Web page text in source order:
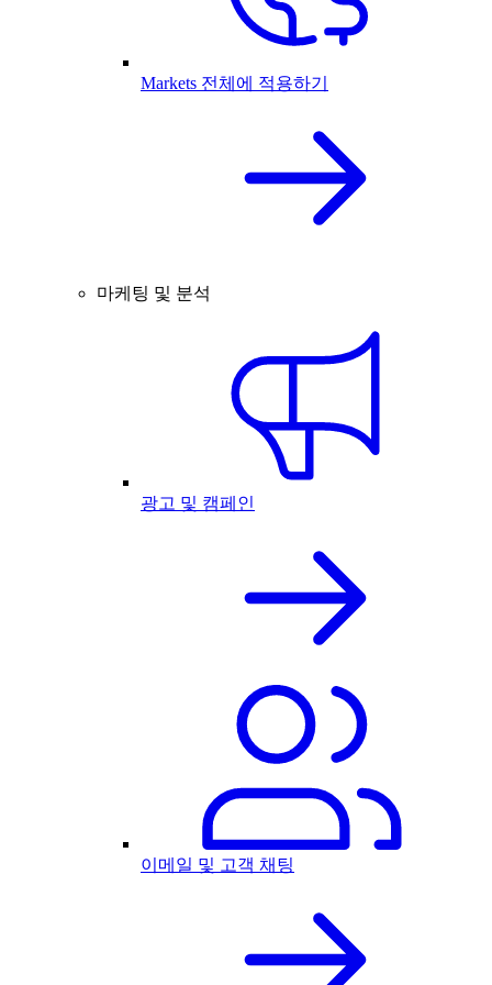
Markets 전체에 적용하기
마케팅 및 분석
광고 및 캠페인
이메일 및 고객 채팅